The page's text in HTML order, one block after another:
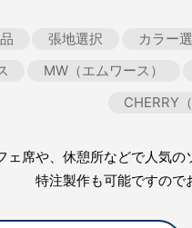
張地選択 カラー
MW（エムワース）
CHERRY
ェ席や、休憩所などで人気の
特注製作も可能ですので